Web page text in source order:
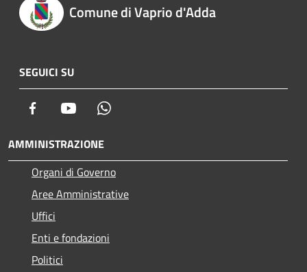
Comune di Vaprio d'Adda
SEGUICI SU
Facebook Youtube
AMMINISTRAZIONE
Organi di Governo
Aree Amministrative
Uffici
Enti e fondazioni
Politici